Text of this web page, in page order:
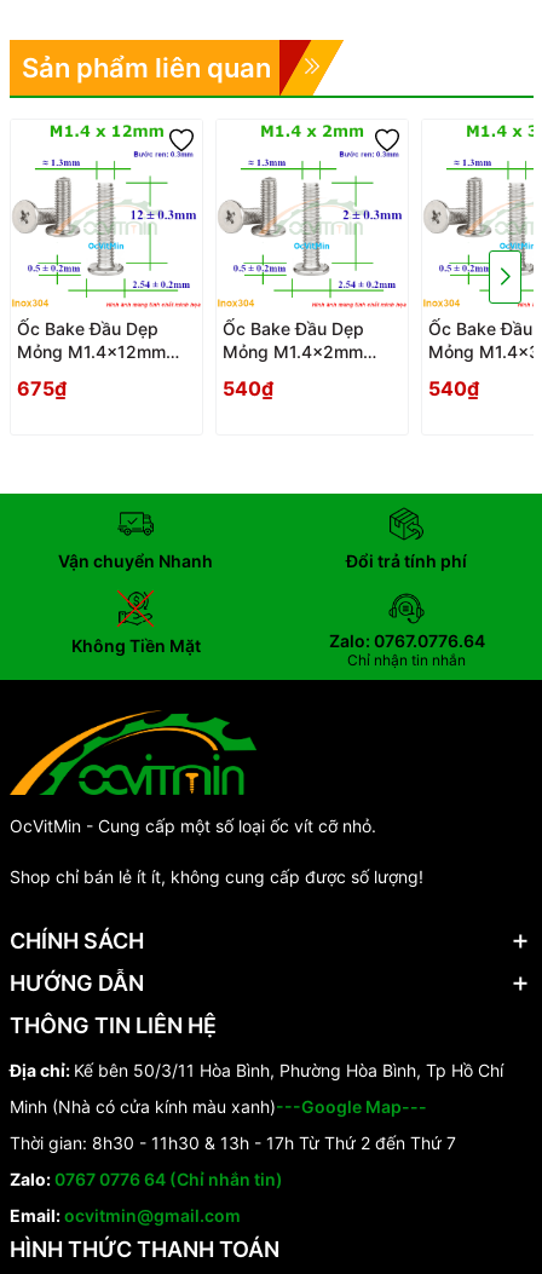
Sản phẩm liên quan
Ốc Bake Đầu Dẹp
Mỏng M1.4x12mm
Dau Dep Mong
675₫
Ốc Bake Đầu Dẹp
Mỏng M1.4x2mm
Dau Dep Mong
540₫
Ốc Bake Đầu
Mỏng
Dau Dep
540₫
Vận chuyển Nhanh Đổi trả tính phí
Không Tiền Mặt Zalo: 0767.0776.64
Chỉ nhận tin nhắn
OcVitMin - Cung cấp một số loại ốc vít cỡ nhỏ.
Shop chỉ bán lẻ ít ít, không cung cấp được số lượng!
CHÍNH SÁCH
HƯỚNG DẪN
THÔNG TIN LIÊN HỆ
Địa chỉ: Kế bên 50/3/11 Hòa Bình, Phường Hòa Bình, Tp Hồ Chí
Minh (Nhà có cửa kính màu xanh)---Google Map---
Thời gian: 8h30 - 11h30 & 13h - 17h Từ Thứ 2 đến Thứ 7
Zalo:0767 0776 64 (Chỉ nhắn tin)
Email:ocvitmin@gmail.com
HÌNH THỨC THANH TOÁN